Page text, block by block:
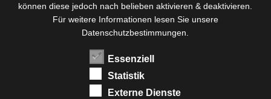
können diese jedoch nach belieben aktivieren & deaktivieren.
Für weitere Informationen lesen Sie unsere
Datenschutzbestimmungen.
Essenziell
Statistik
Externe Dienste